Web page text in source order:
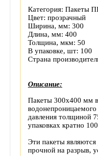
(0)
Доставка
этого
товара
Категория: Пакеты
Цвет: прозрачный
Ширина, мм: 300
Длина, мм: 400
Толщина, мкм: 50
В упаковке, шт: 100
Страна
Описание:
Пакеты 300х400 мм
водонепроницаемого
давления толщиной
упаковках кратно
Эти пакеты являются
прочной на разрыв,